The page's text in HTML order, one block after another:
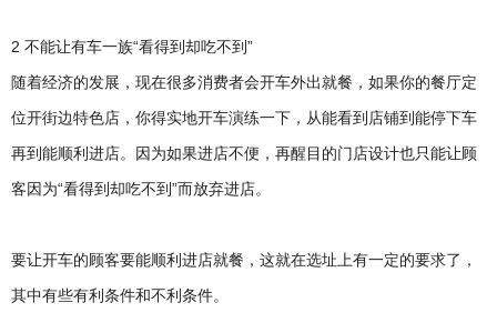
2 不能让有车一族“看得到却吃不到”
随着经济的发展，现在很多消费者会开车外出就餐，如果你的餐厅定
位开街边特色店，你得实地开车演练一下，从能看到店铺到能停下车
再到能顺利进店。因为如果进店不便，再醒目的门店设计也只能让顾
客因为“看得到却吃不到”而放弃进店。
要让开车的顾客要能顺利进店就餐，这就在选址上有一定的要求了，
其中有些有利条件和不利条件。